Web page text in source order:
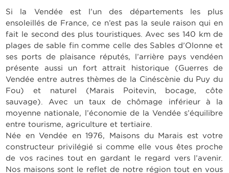
Si la Vendée est l’un des départements les plus
ensoleillés de France, ce n’est pas la seule raison qui en
fait le second des plus touristiques. Avec ses 140 km de
plages de sable fin comme celle des Sables d’Olonne et
ses ports de plaisance réputés, l’arrière pays vendéen
présente aussi un fort attrait historique (Guerres de
Vendée entre autres thèmes de la Cinéscènie du Puy du
Fou) et naturel (Marais Poitevin, bocage, côte
sauvage). Avec un taux de chômage inférieur à la
moyenne nationale, l’économie de la Vendée s’équilibre
entre tourisme, agriculture et tertiaire.
Née en Vendée en 1976, Maisons du Marais est votre
constructeur privilégié si comme elle vous êtes proche
de vos racines tout en gardant le regard vers l’avenir.
Nos maisons sont le reflet de notre région tout en vous